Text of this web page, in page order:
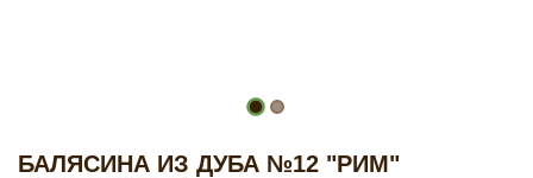
БАЛЯСИНА ИЗ ДУБА №12 "РИМ"